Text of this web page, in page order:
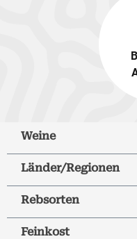
Weine
Länder/Regionen
Rebsorten
Feinkost